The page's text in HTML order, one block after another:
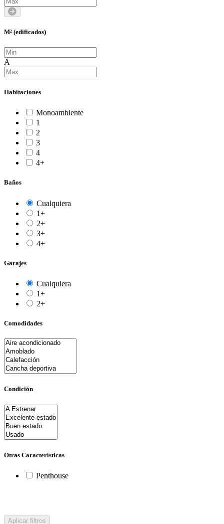
M² (edificados)
A
Habitaciones
Monoambiente
1
2
3
4
4+
Baños
Cualquiera
1+
2+
3+
4+
Garajes
Cualquiera
1+
2+
Comodidades
Condición
Otras Características
Penthouse
Aplicar filtros